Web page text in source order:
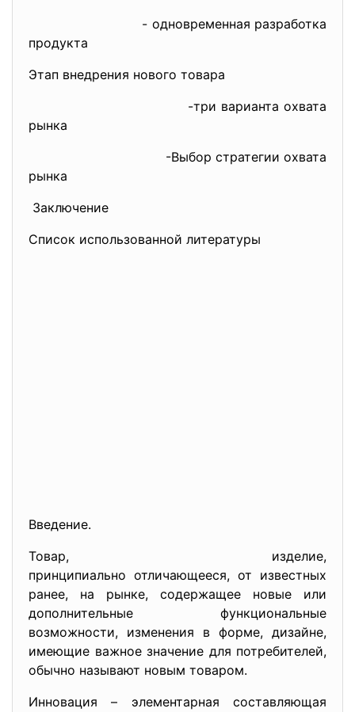
- одновременная разработка
продукта
Этап внедрения нового товара
-три варианта охвата
рынка
-Выбор стратегии охвата
рынка
Заключение
Список использованной литературы
Введение.
Товар, изделие,
принципиально отличающееся, от известных
ранее, на рынке, содержащее новые или
дополнительные функциональные
возможности, изменения в форме, дизайне,
имеющие важное значение для потребителей,
обычно называют новым товаром.
Инновация – элементарная составляющая